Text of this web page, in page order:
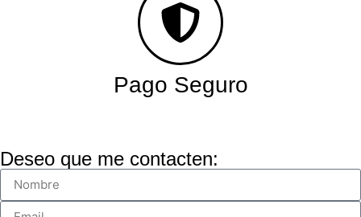
Pago Seguro
Deseo que me contacten: